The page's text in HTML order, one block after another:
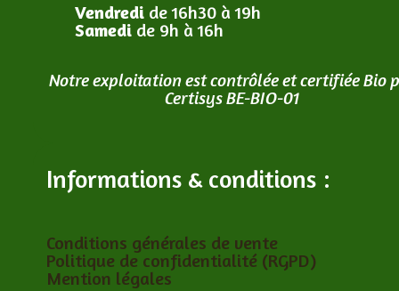
Vendredi de 16h30 à 19h
Samedi de 9h à 16h
Notre exploitation est contrôlée et certifiée Bio
Certisys BE-BIO-01
Informations & conditions :
Conditions générales de vente
Politique de confidentialité (RGPD)
Mention légales